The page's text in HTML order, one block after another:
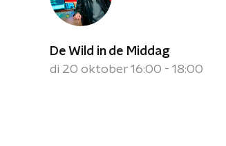
De Wild in de Middag
di 20 oktober 16:00 - 18:00